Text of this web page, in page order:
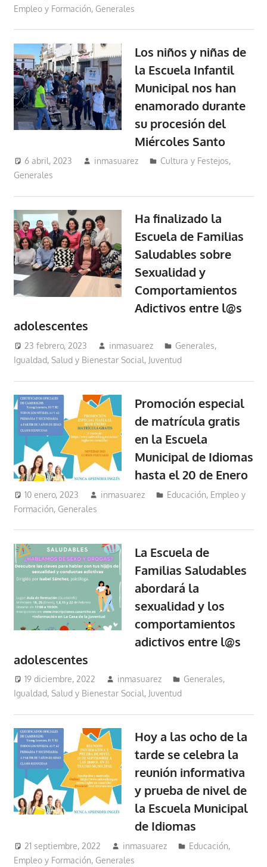
Empleo y Formación, Generales
Los niños y niñas de
la Escuela Infantil
Municipal nos han
enamorado durante
su procesión del
Miércoles Santo
6 abril, 2023 inmasuarez Cultura y Festejos,
Generales
Ha finalizado la
Escuela de Familias
Saludables sobre
Sexualidad y
Comportamientos
Adictivos entre l@s
adolescentes
23 febrero, 2023 inmasuarez Generales,
Igualdad, Salud y Bienestar Social, Juventud
Promoción especial
de matrícula gratis
en la Escuela
Municipal de Idiomas
hasta el 20 de Enero
10 enero, 2023 inmasuarez
Educación, Empleo y
Formación, Generales
La Escuela de
Familias Saludables
abordará la
sexualidad y los
comportamientos
adictivos entre l@s
adolescentes
19 diciembre, 2022 inmasuarez Generales,
Igualdad, Salud y Bienestar Social, Juventud
Hoy a las ocho de la
tarde se celebra la
reunión informativa
y prueba de nivel de
la Escuela Municipal
de Idiomas
21 septiembre, 2022 inmasuarez
Educación,
Empleo y Formación, Generales